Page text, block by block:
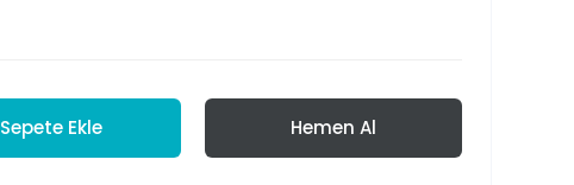
Sepete Ekle Hemen Al